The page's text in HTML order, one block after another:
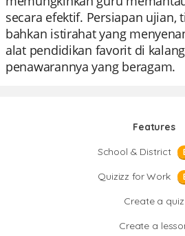
secara efektif. Persiapan ujian,
bahkan istirahat yang
alat pendidikan favorit di
penawarannya yang beragam.
Features
School & District
Quizizz for Work
Create a quiz
Create a